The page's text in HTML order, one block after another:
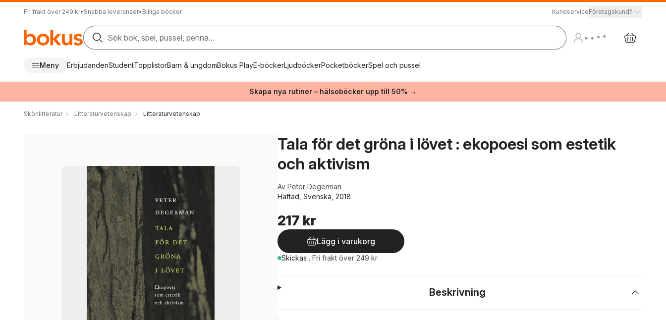
Fri frakt över 249 kr• Snabba leveranser• Billiga böcker KundserviceFöretagskund?
Sök bok, spel, pussel, penna...
Meny ErbjudandenStudentTopplistorBarn & ungdomBokus PlayE-böckerLjudböckerPocketböckerSpel och pussel
Skapa nya rutiner – hälsoböcker upp till 50% →
Skönlitteratur Litteraturvetenskap Litteraturvetenskap
Tala för det gröna i lövet : ekopoesi som estetik
och aktivism
Av Peter Degerman
Häftad, Svenska, 2018
217 kr
Lägg i varukorg
Skickas . Fri frakt över 249 kr.
Beskrivning